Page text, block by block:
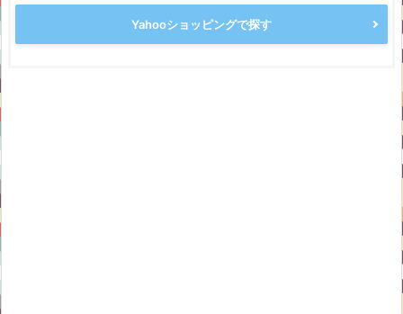
Yahooショッピングで探す